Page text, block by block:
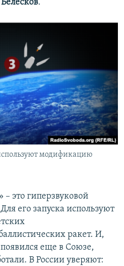
.
модификацию
это гиперзвуковой
его запуска используют
ракет. И,
еще в Союзе,
В России уверяют: